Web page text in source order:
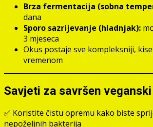
Brza fermentacija (sobna
dana
Sporo sazrijevanje (hladnjak):
3 mjeseca
Okus postaje sve kompleksniji,
vremenom
Savjeti za savršen
✅ Koristite čistu opremu kako biste
nepoželjnih bakterija